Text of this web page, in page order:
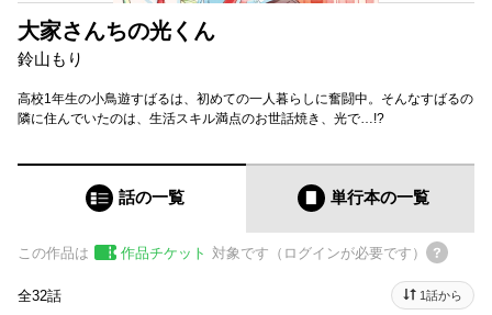
大家さんちの光くん
鈴山もり
高校1年生の小鳥遊すばるは、初めての一人暮らしに奮闘中。そんなすばるの
隣に住んでいたのは、生活スキル満点のお世話焼き、光で…!?
話の一覧 単行本の一覧
この作品は 作品チケット 対象です（ログインが必要です）
全32話 1話から